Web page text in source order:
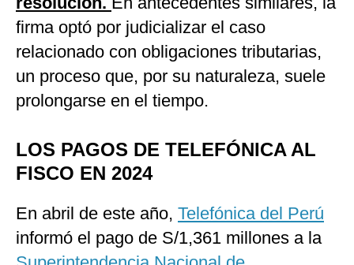
firma optó por judicializar el caso
relacionado con obligaciones tributarias,
un proceso que, por su naturaleza, suele
prolongarse en el tiempo.
LOS PAGOS DE TELEFÓNICA AL
FISCO EN 2024
En abril de este año, Telefónica del Perú
informó el pago de S/1,361 millones a la